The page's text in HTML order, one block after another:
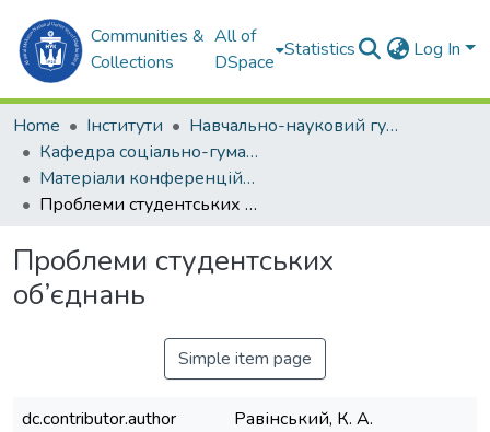
Communities &
Collections
All of
DSpace
Statistics Log In
Home Інститути
Навчально-науковий гуманітарний інститут (ННГІ)
Кафедра соціально-гуманітарних дисциплін та філософії (СГДтаФ)
Матеріали конференцій (СГДтаФ)
Проблеми студентських об’єднань
Проблеми студентських
об’єднань
Simple item page
dc.contributor.author
Равінський, К. А.